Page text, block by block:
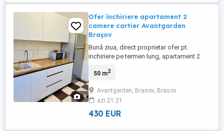
9
Ofer închiriere apartament 2
camere cartier Avantgarden
Brașov
Bună ziua, direct proprietar ofer pt.
inchiriere pe termen lung, apartament 2
pași de Mega Image, Penny, La Strada.
electrocasnice noi de calitate, 2 TV, geam
la baie, etc. Chiria lunară este 430 +
garanție. Nu se acceptă ...
50 m2
Avantgarden, Brasov, Brasov
azi 21:21
430 EUR